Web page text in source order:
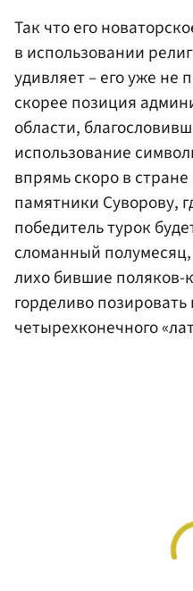
Так что его
в использовании
удивляет – его уже не
скорее позиция
области,
использование
впрямь скоро в
памятники Суворову,
победитель турок
сломанный
лихо бившие поляков-
горделиво
четырехконечного